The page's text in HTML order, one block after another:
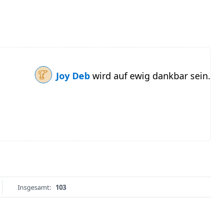
Joy Deb wird auf ewig dankbar sein.
Insgesamt: 103